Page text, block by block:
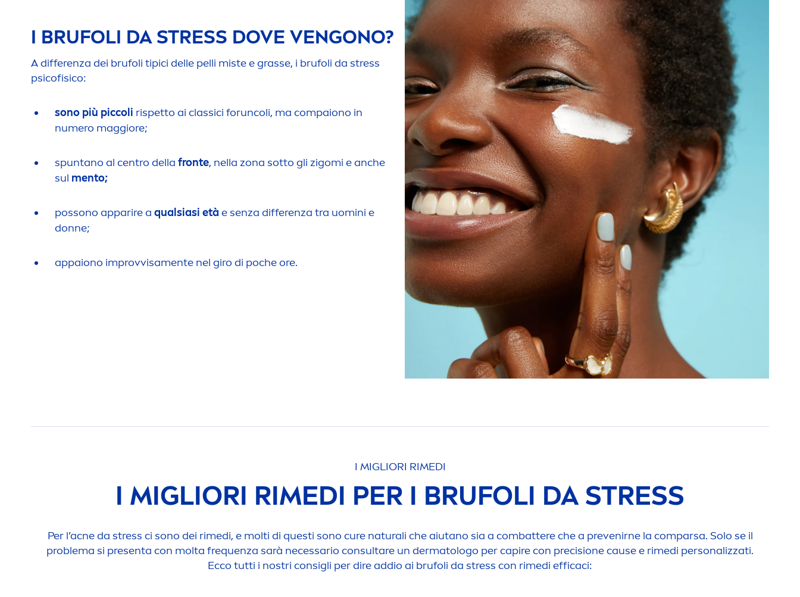
I BRUFOLI DA STRESS DOVE VENGONO?
A differenza dei brufoli tipici delle pelli miste e grasse, i brufoli da stress
psicofisico:
sono più piccoli rispetto ai classici foruncoli, ma compaiono in
numero maggiore;
spuntano al centro della fronte, nella zona sotto gli zigomi e anche
sul mento;
possono apparire a qualsiasi etàe senza differenza tra uomini e
donne;
appaiono improvvisamente nel giro di poche ore.
I MIGLIORI RIMEDI
I MIGLIORI RIMEDI PER I BRUFOLI DA STRESS
Per l’acne da stress ci sono dei rimedi, e molti di questi sono cure naturali che aiutano sia a combattere che a prevenirne la comparsa. Solo se il
problema si presenta con molta frequenza sarà necessario consultare un dermatologo per capire con precisione cause e rimedi personalizzati.
Ecco tutti i nostri consigli per dire addio ai brufoli da stress con rimedi efficaci: